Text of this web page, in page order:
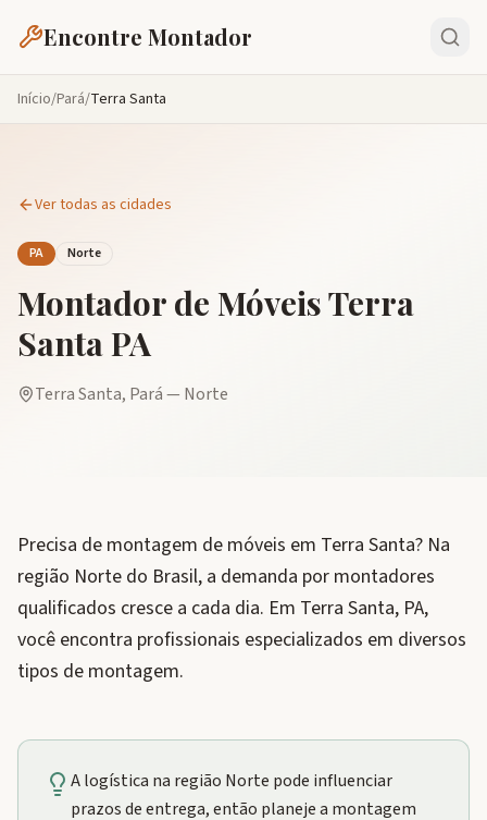
Encontre Montador
Início/Pará/Terra Santa
Ver todas as cidades
PA Norte
Montador de MóveisTerra
SantaPA
Terra Santa, Pará— Norte
Precisa de montagem de móveis em Terra Santa? Na
região Norte do Brasil, a demanda por montadores
qualificados cresce a cada dia. Em Terra Santa, PA,
você encontra profissionais especializados em diversos
tipos de montagem.
A logística na região Norte pode influenciar
prazos de entrega, então planeje a montagem